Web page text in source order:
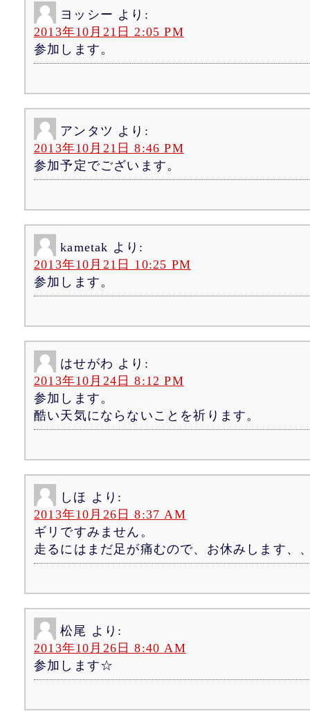
ヨッシー より:
2013年10月21日 2:05 PM
参加します。
アンタツ より:
2013年10月21日 8:46 PM
参加予定でございます。
kametak より:
2013年10月21日 10:25 PM
参加します。
はせがわ より:
2013年10月24日 8:12 PM
参加します。
酷い天気にならないことを祈ります。
しほ より:
2013年10月26日 8:37 AM
ギリですみません。
走るにはまだ足が痛むので、お休みします、
松尾 より:
2013年10月26日 8:40 AM
参加します☆